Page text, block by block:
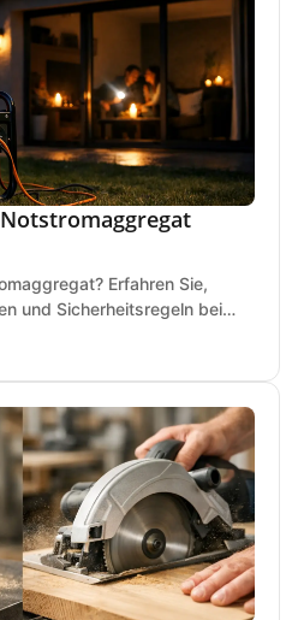
Erfahren Sie,
und Sicherheitsregeln bei